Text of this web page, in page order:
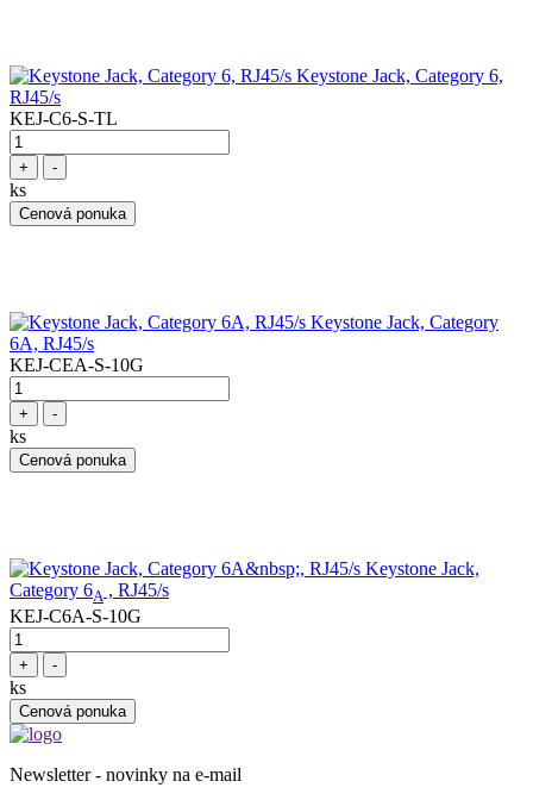
Keystone Jack, Category 6,
RJ45/s
KEJ-C6-S-TL
+ -
ks
Cenová ponuka
Keystone Jack, Category
6A, RJ45/s
KEJ-CEA-S-10G
+ -
ks
Cenová ponuka
Keystone Jack,
Category 6A , RJ45/s
KEJ-C6A-S-10G
+ -
ks
Cenová ponuka
Newsletter - novinky na e-mail